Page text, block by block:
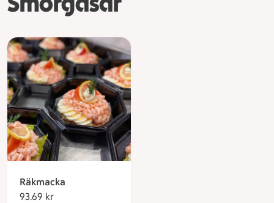
Räkmacka
93.69 kr